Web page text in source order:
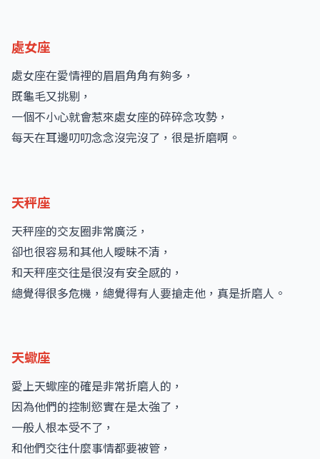
處女座
處女座在愛情裡的眉眉角角有夠多，
既龜毛又挑剔，
一個不小心就會惹來處女座的碎碎念攻勢，
每天在耳邊叨叨念念沒完沒了，很是折磨啊。
天秤座
天秤座的交友圈非常廣泛，
卻也很容易和其他人曖昧不清，
和天秤座交往是很沒有安全感的，
總覺得很多危機，總覺得有人要搶走他，真是折磨人。
天蠍座
愛上天蠍座的確是非常折磨人的，
因為他們的控制慾實在是太強了，
一般人根本受不了，
和他們交往什麼事情都要被管，